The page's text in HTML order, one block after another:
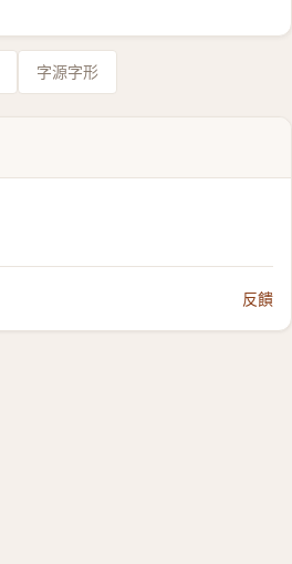
字源字形
反饋